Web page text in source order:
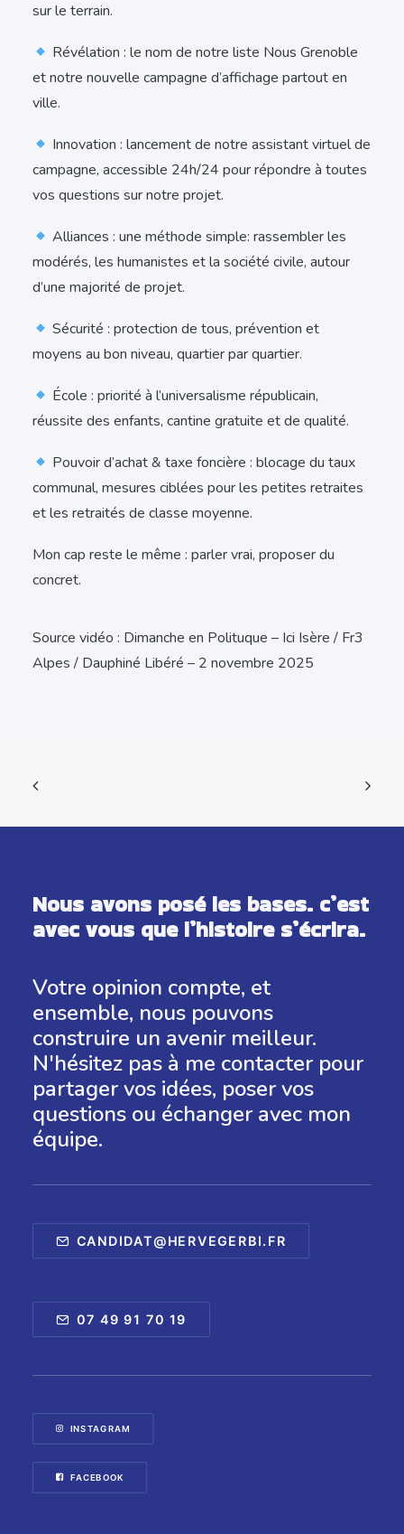
sur le terrain.
Révélation : le nom de notre liste Nous Grenoble
et notre nouvelle campagne d’affichage partout en
ville.
Innovation : lancement de notre assistant virtuel de
campagne, accessible 24h/24 pour répondre à toutes
vos questions sur notre projet.
Alliances : une méthode simple: rassembler les
modérés, les humanistes et la société civile, autour
d’une majorité de projet.
Sécurité : protection de tous, prévention et
moyens au bon niveau, quartier par quartier.
École : priorité à l’universalisme républicain,
réussite des enfants, cantine gratuite et de qualité.
Pouvoir d’achat & taxe foncière : blocage du taux
communal, mesures ciblées pour les petites retraites
et les retraités de classe moyenne.
Mon cap reste le même : parler vrai, proposer du
concret.
Source vidéo : Dimanche en Polituque – Ici Isère / Fr3
Alpes / Dauphiné Libéré – 2 novembre 2025
Nous avons posé les bases. c’est
avec vous que l’histoire s’écrira.
Votre opinion compte, et
ensemble, nous pouvons
construire un avenir meilleur.
N'hésitez pas à me contacter pour
partager vos idées, poser vos
questions ou échanger avec mon
équipe.
CANDIDAT@HERVEGERBI.FR
07 49 91 70 19
INSTAGRAM
FACEBOOK